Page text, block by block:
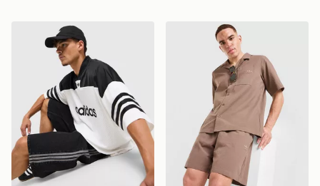
adidas Originals Adicolor Oversized Football Jersey
adidas Originals